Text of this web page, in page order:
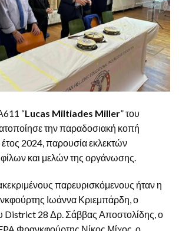
“Lucas Miltiades Miller” του
την παραδοσιακή κοπή
έτος 2024, παρουσία εκλεκτών
και μελών της οργάνωσης.
παρευρισκόμενους ήταν η
Ιωάννα Κριεμπάρδη, ο
District 28 Δρ. Σάββας Αποστολίδης, ο